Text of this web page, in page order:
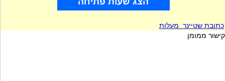
כתובת שטיינר מעלות
קישור ממומן